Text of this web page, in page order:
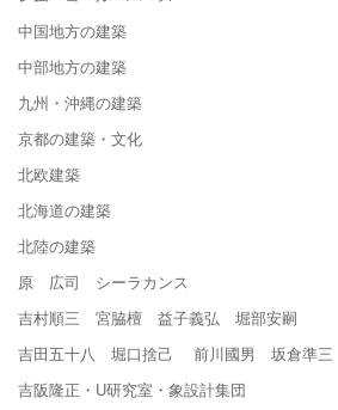
中国地方の建築
中部地方の建築
九州・沖縄の建築
京都の建築・文化
北欧建築
北海道の建築
北陸の建築
原 広司 シーラカンス
吉村順三 宮脇檀 益子義弘 堀部安嗣
吉田五十八 堀口捨己 前川國男 坂倉準
吉阪隆正・U研究室・象設計集団